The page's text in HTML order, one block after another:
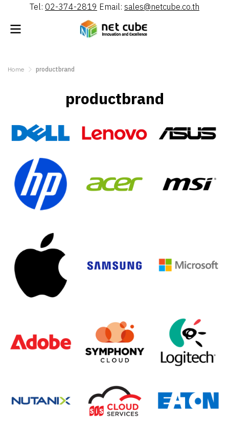
Tel: 02-374-2819 Email: sales@netcube.co.th
Home productbrand
productbrand